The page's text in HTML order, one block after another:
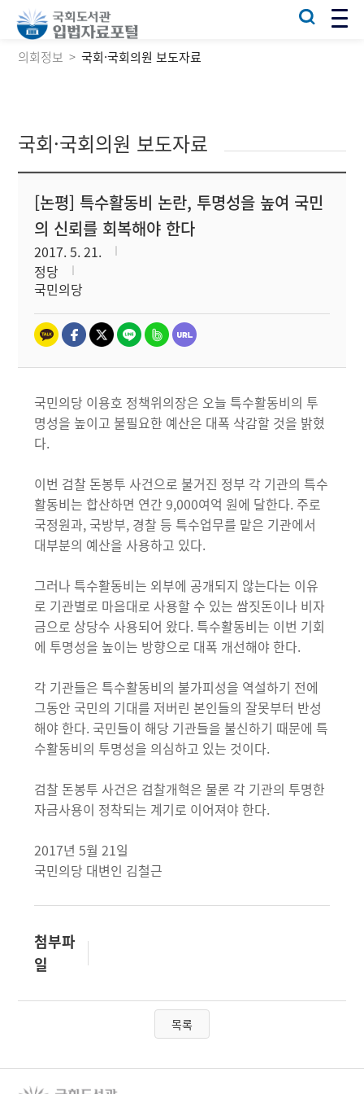
의회정보 국회·국회의원 보도자료
국회·국회의원 보도자료
[논평] 특수활동비 논란, 투명성을 높여 국민
의 신뢰를 회복해야 한다
2017. 5. 21.
정당
국민의당
국민의당 이용호 정책위의장은 오늘 특수활동비의 투
명성을 높이고 불필요한 예산은 대폭 삭감할 것을 밝혔
다.
이번 검찰 돈봉투 사건으로 불거진 정부 각 기관의 특수
활동비는 합산하면 연간 9,000여억 원에 달한다. 주로
국정원과, 국방부, 경찰 등 특수업무를 맡은 기관에서
대부분의 예산을 사용하고 있다.
그러나 특수활동비는 외부에 공개되지 않는다는 이유
로 기관별로 마음대로 사용할 수 있는 쌈짓돈이나 비자
금으로 상당수 사용되어 왔다. 특수활동비는 이번 기회
에 투명성을 높이는 방향으로 대폭 개선해야 한다.
각 기관들은 특수활동비의 불가피성을 역설하기 전에
그동안 국민의 기대를 저버린 본인들의 잘못부터 반성
해야 한다. 국민들이 해당 기관들을 불신하기 때문에 특
수활동비의 투명성을 의심하고 있는 것이다.
검찰 돈봉투 사건은 검찰개혁은 물론 각 기관의 투명한
자금사용이 정착되는 계기로 이어져야 한다.
2017년 5월 21일
국민의당 대변인 김철근
첨부파
일
목록